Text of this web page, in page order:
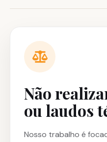
Não
ou laudos
Nosso trabalho é